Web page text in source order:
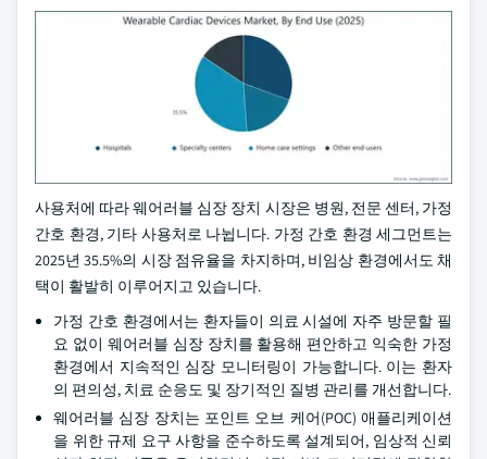
사용처에 따라 웨어러블 심장 장치 시장은 병원, 전문 센터, 가정
간호 환경, 기타 사용처로 나뉩니다. 가정 간호 환경 세그먼트는
2025년 35.5%의 시장 점유율을 차지하며, 비임상 환경에서도 채
택이 활발히 이루어지고 있습니다.
가정 간호 환경에서는 환자들이 의료 시설에 자주 방문할 필
요 없이 웨어러블 심장 장치를 활용해 편안하고 익숙한 가정
환경에서 지속적인 심장 모니터링이 가능합니다. 이는 환자
의 편의성, 치료 순응도 및 장기적인 질병 관리를 개선합니다.
웨어러블 심장 장치는 포인트 오브 케어(POC) 애플리케이션
을 위한 규제 요구 사항을 준수하도록 설계되어, 임상적 신뢰